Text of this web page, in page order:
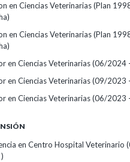
en Ciencias Veterinarias (Plan
en Ciencias Veterinarias (Plan
en Ciencias Veterinarias (06/2024
en Ciencias Veterinarias (09/2023
en Ciencias Veterinarias (06/2023
en Centro Hospital Veterinario